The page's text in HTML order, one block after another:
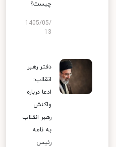
چیست؟
1405/05/
13
دفتر رهبر
انقلاب:
ادعا درباره
واکنش
رهبر انقلاب
به نامه
رئیس